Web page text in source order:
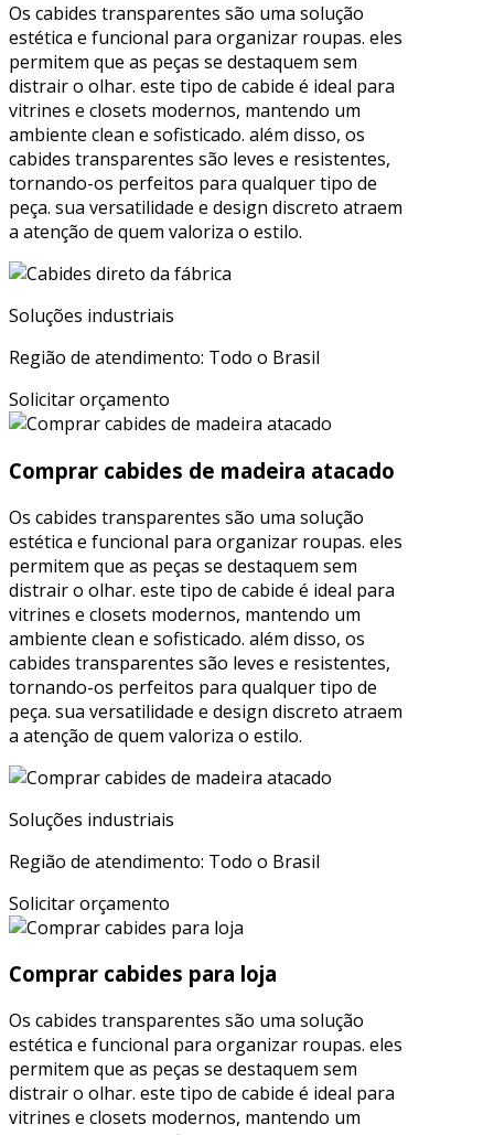
Os cabides transparentes são uma solução
estética e funcional para organizar roupas. eles
permitem que as peças se destaquem sem
distrair o olhar. este tipo de cabide é ideal para
vitrines e closets modernos, mantendo um
ambiente clean e sofisticado. além disso, os
cabides transparentes são leves e resistentes,
tornando-os perfeitos para qualquer tipo de
peça. sua versatilidade e design discreto atraem
a atenção de quem valoriza o estilo.
Soluções industriais
Região de atendimento: Todo o Brasil
Solicitar orçamento
Comprar cabides de madeira atacado
Os cabides transparentes são uma solução
estética e funcional para organizar roupas. eles
permitem que as peças se destaquem sem
distrair o olhar. este tipo de cabide é ideal para
vitrines e closets modernos, mantendo um
ambiente clean e sofisticado. além disso, os
cabides transparentes são leves e resistentes,
tornando-os perfeitos para qualquer tipo de
peça. sua versatilidade e design discreto atraem
a atenção de quem valoriza o estilo.
Soluções industriais
Região de atendimento: Todo o Brasil
Solicitar orçamento
Comprar cabides para loja
Os cabides transparentes são uma solução
estética e funcional para organizar roupas. eles
permitem que as peças se destaquem sem
distrair o olhar. este tipo de cabide é ideal para
vitrines e closets modernos, mantendo um